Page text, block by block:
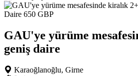
Daire 650 GBP
GAU'ye yürüme
geniş daire
Karaoğlanoğlu, Girne